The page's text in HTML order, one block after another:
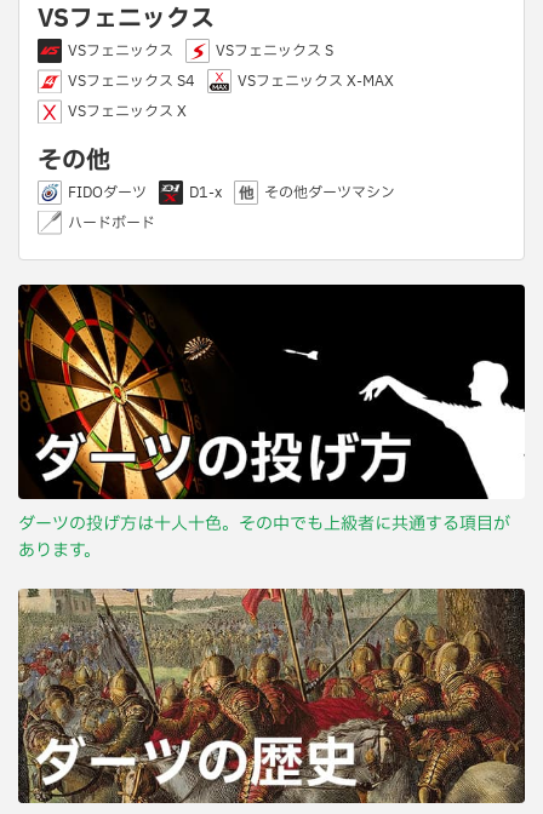
VSフェニックス
VSフェニックス
VSフェニックス S
VSフェニックス S4
VSフェニックス X-MAX
VSフェニックス X
その他
FIDOダーツ D1-x
その他ダーツマシン
ハードボード
ダーツの投げ方は十人十色。その中でも上級者に共通する項目が
あります。